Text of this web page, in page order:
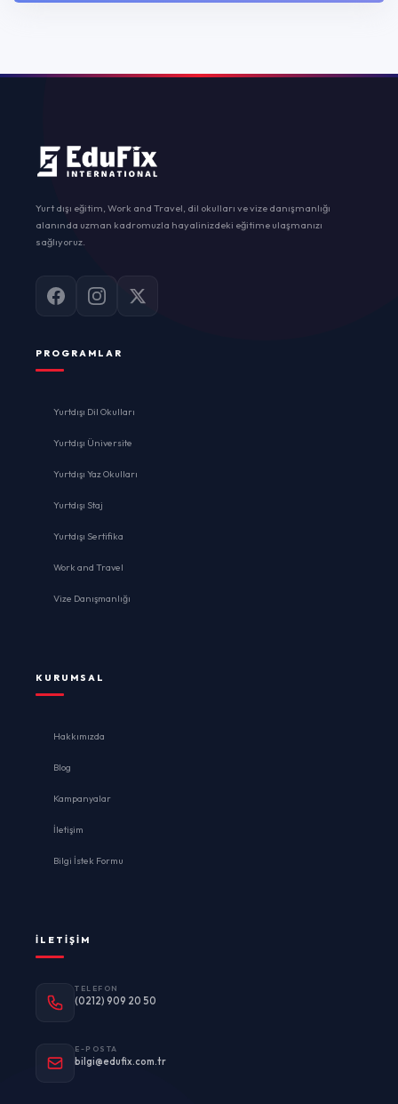
Yurt dışı eğitim, Work and Travel, dil okulları ve vize danışmanlığı
alanında uzman kadromuzla hayalinizdeki eğitime ulaşmanızı
sağlıyoruz.
PROGRAMLAR
Yurtdışı Dil Okulları
Yurtdışı Üniversite
Yurtdışı Yaz Okulları
Yurtdışı Staj
Yurtdışı Sertifika
Work and Travel
Vize Danışmanlığı
KURUMSAL
Hakkımızda
Blog
Kampanyalar
İletişim
Bilgi İstek Formu
İLETIŞIM
TELEFON
(0212) 909 20 50
E-POSTA
bilgi@edufix.com.tr